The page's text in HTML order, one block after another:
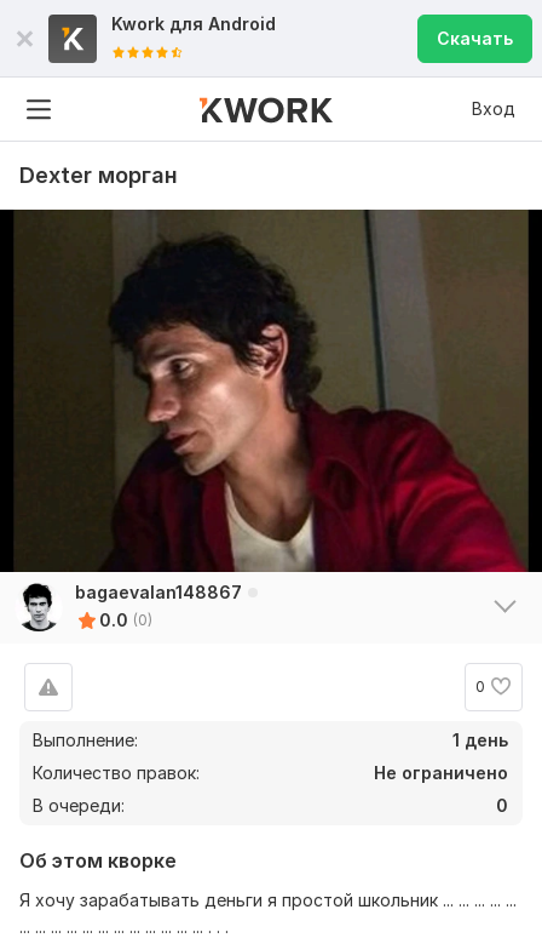
Kwork для Android
Скачать
Вход
Dexter морган
bagaevalan148867
0.0 (0)
0
Выполнение:
1 день
Количество правок:
Не ограничено
В очереди:
0
Об этом кворке
Я хочу зарабатывать деньги я простой школьник ... ... ... ... ...
... ... ... ... ... ... ... ... ... ... ... ... . . .